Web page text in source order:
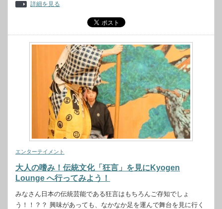
詳細を見る
エンターテイメント
大人の嗜み！伝統文化「狂言」を見にKyogen
Lounge へ行ってみよう！
みなさん日本の伝統芸能である狂言はもちろんご存知でしょ
う！！？？ 興味があっても、なかなか足を運んで舞台を見に行く